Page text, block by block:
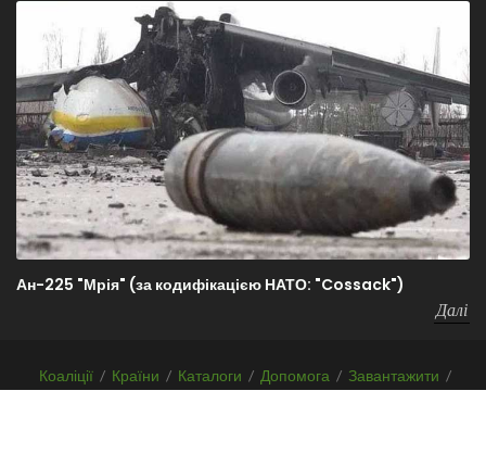
Ан-225 "Мрія" (за кодифікацією НАТО: "Cossack")
Далі
Коаліції / Країни / Каталоги / Допомога / Завантажити /